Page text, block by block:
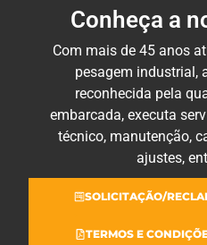
Conheça a
Com mais de 45 anos
pesagem industrial,
reconhecida pela
embarcada, executa
técnico, manutenção,
ajustes,
SOLICITAÇÃO/
TERMOS E